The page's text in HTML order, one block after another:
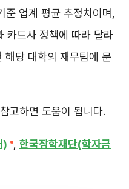
업계 평균 추정치이며,
카드사 정책에 따라 달라
해당 대학의 재무팀에 문
고하면 도움이 됩니다.
)
한국장학재단(학자금